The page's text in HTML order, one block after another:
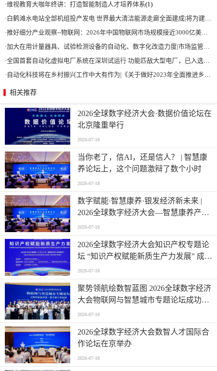
·维视教育大咖年终讲：打造智能制造人才培养体系(1)
·白鹤滩水电站全部机组投产发电 世界最大清洁能源走廊全面建成|将为建设新型能源体系、保障国家能源安全、实现“双碳”目标提供有力支撑
·推好细分产业观察--物联网：2026年中国物联网市场规模接近3000亿美元 智慧工厂、智慧城市、智慧电网等将占60%以上
·加大在用计量器具、试验检测设备的自动化、数字化改造力度|市场监管总局 工业和信息化部 关于促进企业计量能力提升的指导意见
·全国首套自动化虚拟电厂系统在深圳试运行 功能匹敌大型电厂，已入选国际典型案例
· 自动化科技将在乡村振兴工作中大有作为|《关于做好2023年全面推进乡村振兴重点工作的意见》发布
相关推荐
2026全球数字经济大会·数据价值论坛在
北京隆重举行
2026-07-18
当你老了，信AI，还是信人？ | 智慧康
养论坛上，这个问题激辩了数个小时
2026-07-18
数字赋能·智慧康养·银发经济新未来 |
2026全球数字经济大会—智慧康养产业
发展论坛在京举办
2026-07-18
2026全球数字经济大会知识产权专题论
坛 “知识产权赋能新质生产力发展” 成功
举办
2026-07-18
聚势领航绘数智蓝图 2026全球数字经济
大会物联网与智慧城市专题论坛成功举
办
2026-07-18
2026全球数字经济大会数智人才国际合
作论坛在京举办
2026-07-18